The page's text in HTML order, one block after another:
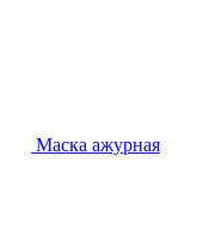
Маска ажурная